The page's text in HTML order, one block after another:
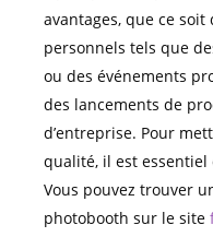
avantages, que ce soit
personnels tels que
ou des événements
des lancements de
d’entreprise. Pour
qualité, il est
Vous pouvez trouver
photobooth sur le site